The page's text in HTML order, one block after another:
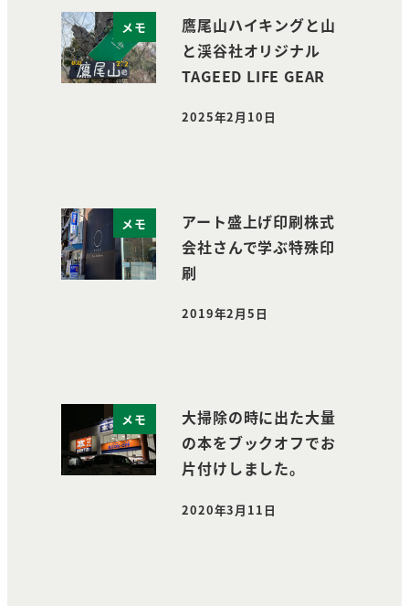
メモ
鷹尾山ハイキングと山
と渓谷社オリジナル
TAGEED LIFE GEAR
投稿日
2025年2月10日
メモ
アート盛上げ印刷株式
会社さんで学ぶ特殊印
刷
投稿日
2019年2月5日
メモ
大掃除の時に出た大量
の本をブックオフでお
片付けしました。
投稿日
2020年3月11日